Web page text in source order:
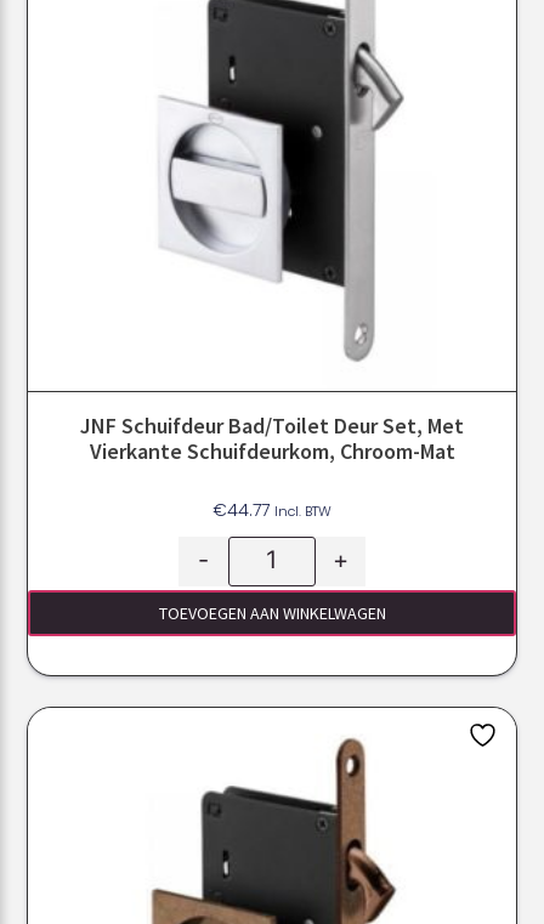
JNF Schuifdeur Bad/toilet Deur Set, Met
Vierkante Schuifdeurkom, Chroom-Mat
€44.77 Incl. BTW
- +
TOEVOEGEN AAN WINKELWAGEN